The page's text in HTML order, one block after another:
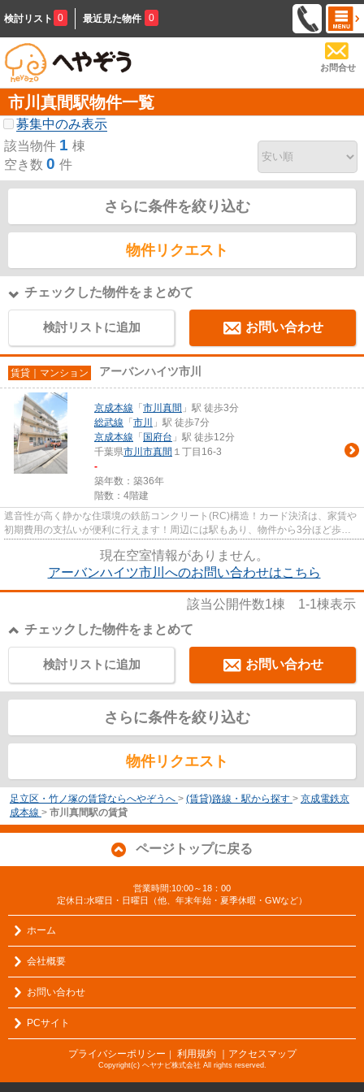
検討リスト 0 最近見た物件 0
お問合せ
市川真間駅物件一覧
募集中のみ表示
該当物件 1 棟
空き数 0 件
さらに条件を絞り込む
物件リクエスト
チェックした物件をまとめて
検討リストに追加 お問い合わせ
賃貸｜マンション アーバンハイツ市川
京成本線 「 市川真間 」駅 徒歩3分
総武線 「 市川
」駅 徒歩7分
京成本線 「 国府台 」駅 徒歩12分
千葉県市川市真間 １丁目16-3
-
築年数：築36年
階数：4階建
遮音性が高く静かな住環境の鉄筋コンクリート(RC)構造！カード決済は、家賃や
初期費用の支払いが便利に行えます！周辺には駅もあり、物件から3分ほど歩く
現在空室情報がありません。
アーバンハイツ市川へのお問い合わせはこちら
該当公開件数1棟 1-1棟表示
チェックした物件をまとめて
お問い合わせ
検討リストに追加
さらに条件を絞り込む
物件リクエスト
足立区・竹ノ塚の賃貸ならへやぞうへ > (賃貸)路線・駅から探す > 京成電鉄京
成本線 > 市川真間駅の賃貸
ページトップに戻る
営業時間:10:00～18：00
定休日:水曜日・日曜日（他、年末年始・夏季休暇・GWなど）
ホーム
会社概要
お問い合わせ
PCサイト
プライバシーポリシー 利用規約 ｜アクセスマップ
Copyright(c) ヘヤナビ株式会社 All rights reserved.